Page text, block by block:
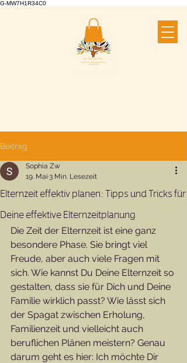
G-MW7H1R34C0
Beitrag
Elternzeit effektiv planen: Tipps und Tricks für
Deine effektive Elternzeitplanung
Sophia Zw
19. Mai 3 Min. Lesezeit
Die Zeit der Elternzeit ist eine ganz
besondere Phase. Sie bringt viel
Freude, aber auch viele Fragen mit
sich. Wie kannst Du Deine Elternzeit so
gestalten, dass sie für Dich und Deine
Familie wirklich passt? Wie lässt sich
der Spagat zwischen Erholung,
Familienzeit und vielleicht auch
beruflichen Plänen meistern? Genau
darum geht es hier: Ich möchte Dir